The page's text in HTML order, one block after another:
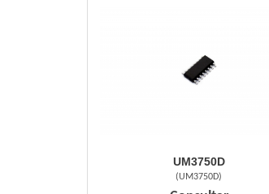
UM3750D
(UM3750D)